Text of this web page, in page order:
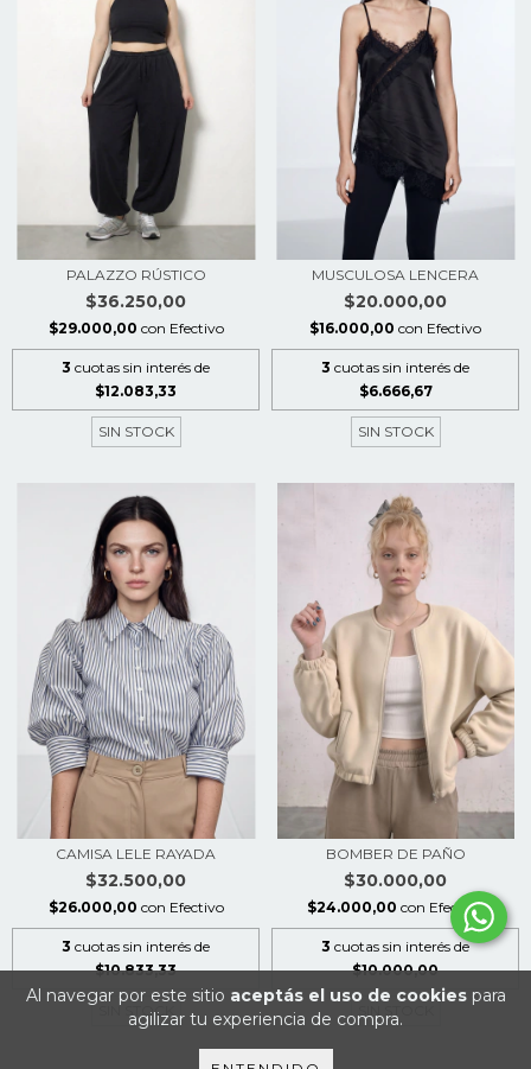
Al navegar por este sitio aceptás el uso de cookiespara
agilizar tu experiencia de compra.
PALAZZO RÚSTICO
$36.250,00
$29.000,00 con Efectivo
3 cuotas sin interés de
$12.083,33
SIN STOCK
MUSCULOSA LENCERA
$20.000,00
$16.000,00 con Efectivo
3 cuotas sin interés de
$6.666,67
SIN STOCK
CAMISA LELE RAYADA
$32.500,00
$26.000,00 con Efectivo
3 cuotas sin interés de
$10.833,33
SIN STOCK
BOMBER DE PAÑO
$30.000,00
$24.000,00 con Efectivo
3 cuotas sin interés de
$10.000,00